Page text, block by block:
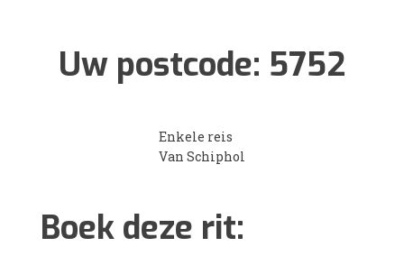
Uw postcode: 5752
Enkele reis
Van Schiphol
Boek deze rit: